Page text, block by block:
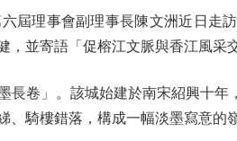
理事會副理事長陳文洲近日走
並寄語「促榕江文脈與香江風采
」。該城始建於南宋紹興十年
騎樓錯落，構成一幅淡墨寫意的